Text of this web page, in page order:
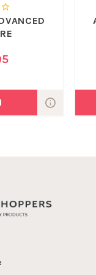
Temt Anti-Aging